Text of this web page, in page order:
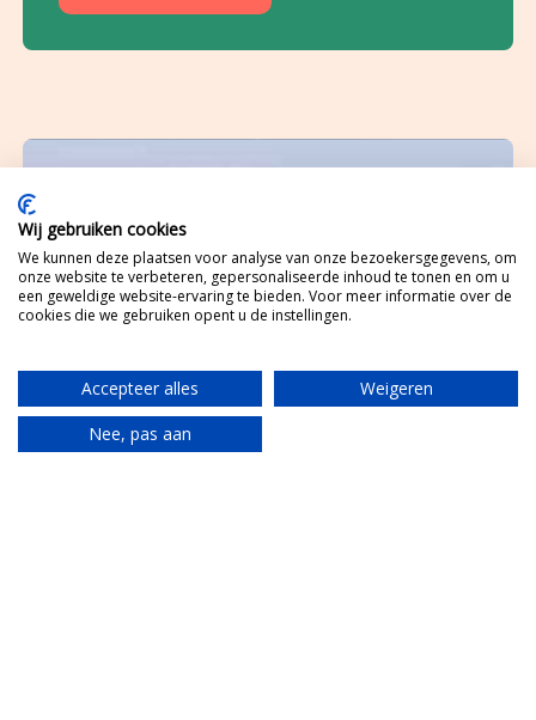
Wij gebruiken cookies
We kunnen deze plaatsen voor analyse van onze bezoekersgegevens, om
onze website te verbeteren, gepersonaliseerde inhoud te tonen en om u
een geweldige website-ervaring te bieden. Voor meer informatie over de
cookies die we gebruiken opent u de instellingen.
Accepteer alles
Weigeren
Nee, pas aan